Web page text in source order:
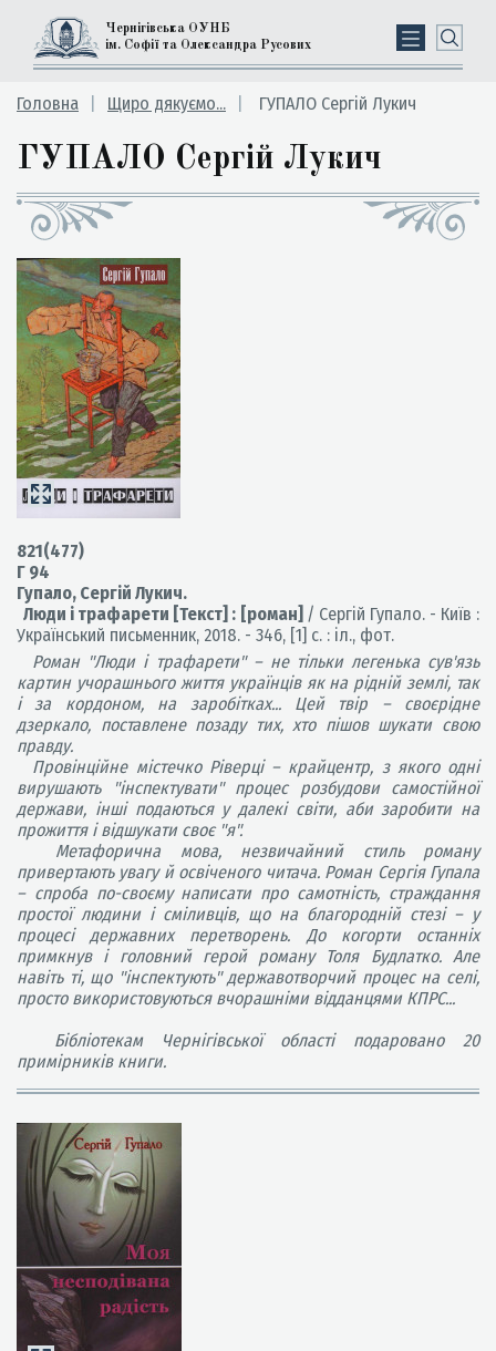
Чернігівська ОУНБ
ім. Софії та Олександра Русових
Головна Щиро дякуємо... ГУПАЛО Сергій Лукич
ГУПАЛО Сергій Лукич
821(477)
Г 94
Гупало, Сергій Лукич.
Люди і трафарети [Текст] : [роман] / Сергій Гупало. - Київ :
Український письменник, 2018. - 346, [1] с. : іл., фот.
Роман "Люди і трафарети" – не тільки легенька сув'язь
картин учорашнього життя українців як на рідній землі, так
і за кордоном, на заробітках... Цей твір – своєрідне
дзеркало, поставлене позаду тих, хто пішов шукати свою
правду.
Провінційне містечко Ріверці – крайцентр, з якого одні
вирушають "інспектувати" процес розбудови самостійної
держави, інші подаються у далекі світи, аби заробити на
прожиття і відшукати своє "я".
Метафорична мова, незвичайний стиль роману
привертають увагу й освіченого читача. Роман Сергія Гупала
– спроба по-своєму написати про самотність, страждання
простої людини і сміливців, що на благородній стезі – у
процесі державних перетворень. До когорти останніх
примкнув і головний герой роману Толя Будлатко. Але
навіть ті, що "інспектують" державотворчий процес на селі,
просто використовуються вчорашніми відданцями КПРС...
Бібліотекам Чернігівської області подаровано 20
примірників книги.